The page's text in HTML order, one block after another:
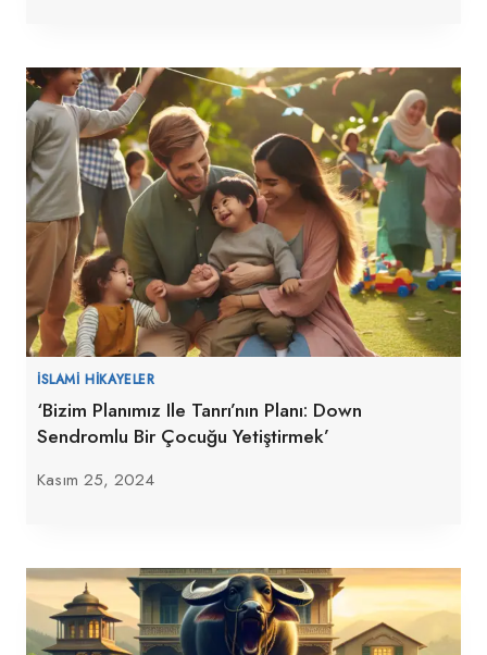
İSLAMI HIKAYELER
‘Bizim Planımız Ile Tanrı’nın Planı: Down
Sendromlu Bir Çocuğu Yetiştirmek’
Kasım 25, 2024